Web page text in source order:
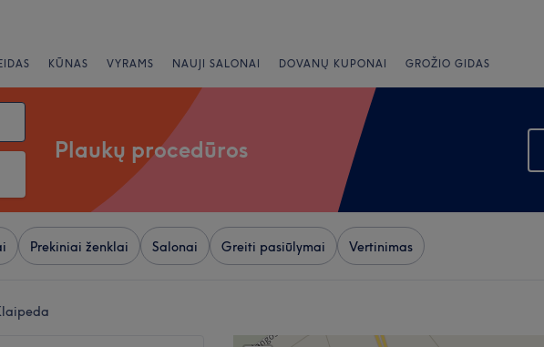
KŪNAS VYRAMS NAUJI SALONAI DOVANŲ KUPONAI GROŽIO GIDAS
Plaukų procedūros
Prekiniai ženklai Salonai Greiti pasiūlymai Vertinimas